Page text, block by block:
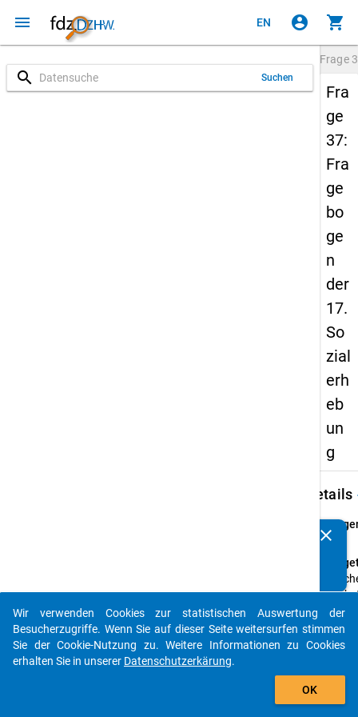
menu EN account_circle shopping_cart
search Suchen
Frage
Fra
ge
37:
Fra
ge
bo
ge
n
der
17.
So
zial
erh
eb
un
g
Details
37
Ihres
clear
auto_stories
add_shopping_cart
Wir verwenden Cookies zur statistischen Auswertung der
Besucherzugriffe. Wenn Sie auf dieser Seite weitersurfen stimmen
Sie der Cookie-Nutzung zu. Weitere Informationen zu Cookies
erhalten Sie in unserer Datenschutzerkärung.
OK